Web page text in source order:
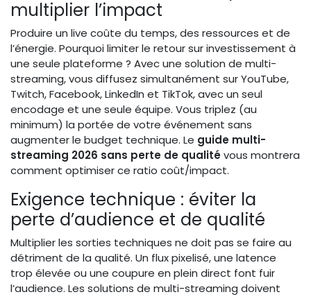
multiplier l’impact
Produire un live coûte du temps, des ressources et de
l’énergie. Pourquoi limiter le retour sur investissement à
une seule plateforme ? Avec une solution de multi-
streaming, vous diffusez simultanément sur YouTube,
Twitch, Facebook, LinkedIn et TikTok, avec un seul
encodage et une seule équipe. Vous triplez (au
minimum) la portée de votre événement sans
augmenter le budget technique. Le guide multi-
streaming 2026 sans perte de qualitévous montrera
comment optimiser ce ratio coût/impact.
Exigence technique : éviter la
perte d’audience et de qualité
Multiplier les sorties techniques ne doit pas se faire au
détriment de la qualité. Un flux pixelisé, une latence
trop élevée ou une coupure en plein direct font fuir
l’audience. Les solutions de multi-streaming doivent